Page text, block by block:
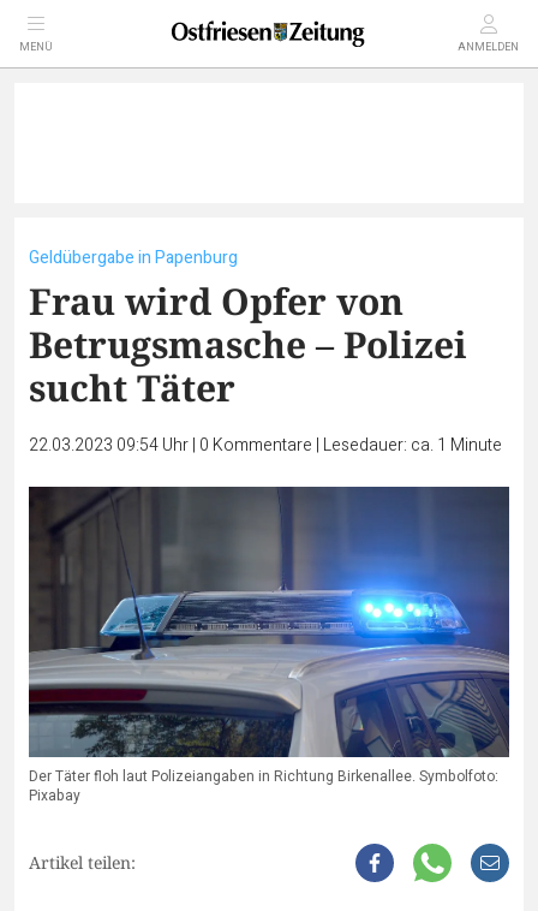
MENÜ ANMELDEN
Geldübergabe in Papenburg
Frau wird Opfer von
Betrugsmasche – Polizei
sucht Täter
22.03.2023 09:54 Uhr| 0 Kommentare | Lesedauer: ca. 1 Minute
Der Täter floh laut Polizeiangaben in Richtung Birkenallee. Symbolfoto:
Pixabay
Artikel teilen: